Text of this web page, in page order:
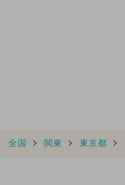
全国 関東 東京都